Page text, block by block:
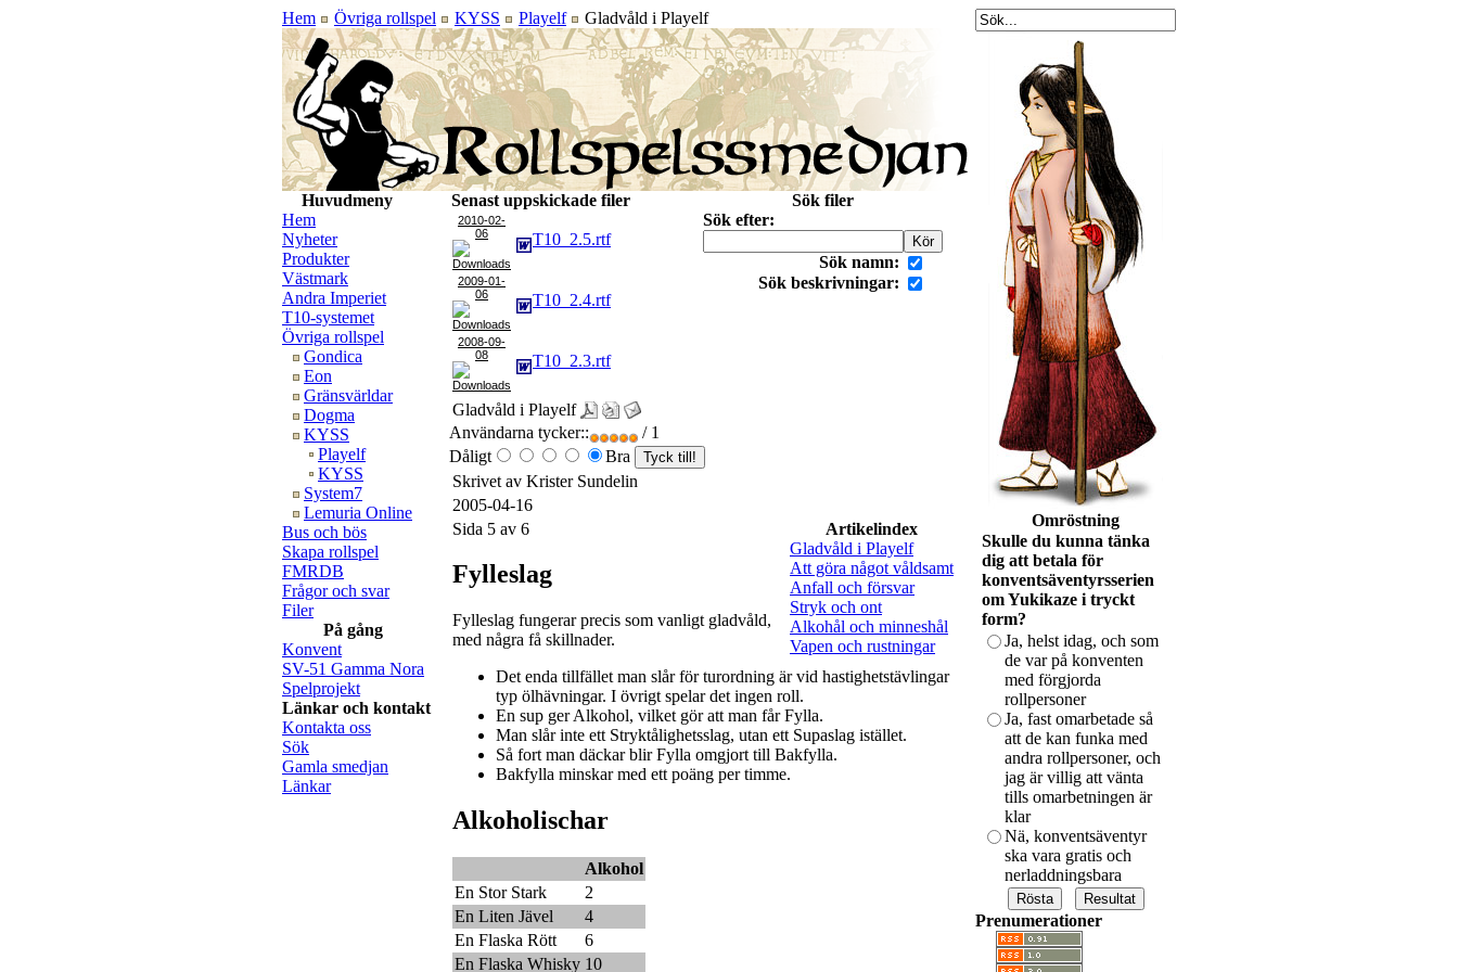
Hem Övriga rollspel KYSS Playelf Gladvåld i Playelf
Huvudmeny
Hem
Nyheter
Produkter
Västmark
Andra Imperiet
T10-systemet
Övriga rollspel
Gondica
Eon
Gränsvärldar
Dogma
KYSS
Playelf
KYSS
System7
Lemuria Online
Bus och bös
Skapa rollspel
FMRDB
Frågor och svar
Filer
På gång
Konvent
SV-51 Gamma Nora
Spelprojekt
Länkar och kontakt
Kontakta oss
Sök
Gamla smedjan
Länkar
Senast uppskickade filer
2010-02-
06
T10_2.5.rtf
2009-01-
06
T10_2.4.rtf
2008-09-
08
T10_2.3.rtf
Sök filer
Sök efter:
Sök namn:
Sök beskrivningar:
Gladvåld i Playelf
Användarna tycker::
/ 1
Dåligt
Bra
Skrivet av Krister Sundelin
2005-04-16
Artikelindex
Gladvåld i Playelf
Att göra något våldsamt
Anfall och försvar
Stryk och ont
Alkohål och minneshål
Vapen och rustningar
Sida 5 av 6
Fylleslag
Fylleslag fungerar precis som vanligt gladvåld,
med några få skillnader.
Det enda tillfället man slår för turordning är vid hastighetstävlingar
typ ölhävningar. I övrigt spelar det ingen roll.
En sup ger Alkohol, vilket gör att man får Fylla.
Man slår inte ett Stryktålighetsslag, utan ett Supaslag istället.
Så fort man däckar blir Fylla omgjort till Bakfylla.
Bakfylla minskar med ett poäng per timme.
Alkoholischar
Alkohol
En Stor Stark
2
En Liten Jävel
4
En Flaska Rött
6
En Flaska Whisky 10
Omröstning
Skulle du kunna tänka
dig att betala för
konventsäventyrsserien
om Yukikaze i tryckt
form?
Ja, helst idag, och som
de var på konventen
med förgjorda
rollpersoner
Ja, fast omarbetade så
att de kan funka med
andra rollpersoner, och
jag är villig att vänta
tills omarbetningen är
klar
Nä, konventsäventyr
ska vara gratis och
nerladdningsbara
Prenumerationer